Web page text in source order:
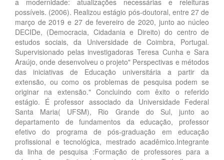
possíveis. (2006). Realizou estágio pós-doutoral, entre 27 de
março de 2019 e 27 de fevereiro de 2020, junto ao núcleo
DECIDe, (Democracia, Cidadania e Direito) do centro de
estudos sociais, da Universidade de Coimbra, Portugal.
Supervisionado pelas investigadoras Teresa Cunha e Sara
Araújo, onde desenvolveu o projeto" Perspectivas e métodos
das iniciativas de Educação universitária a partir da
extensão, ou como os problemas de pesquisa podem se
originar na extensão." Concluindo com êxito o referido
estágio. É professor associado da Universidade Federal
Santa Maria( UFSM), Rio Grande do Sul, junto ao
departamento de fundamentos da educação, professor
efetivo do programa de pós-graduação em educação
profissional e tecnológica, mestrado acadêmico.Integrante
da linha de pesquisa :Formação de professores para a